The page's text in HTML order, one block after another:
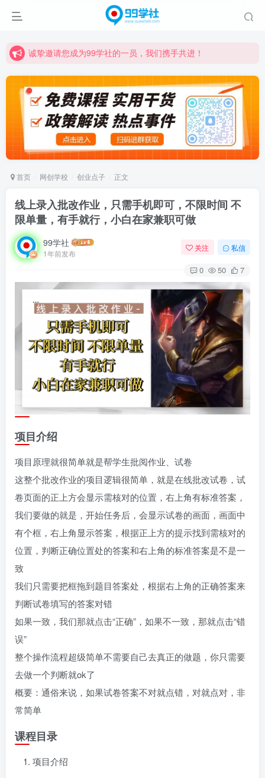
诚挚邀请您成为99学社的一员，我们携手共进！
诚挚邀请您成为99学社的一员，我们携手共进！
学习路上不孤独，99学社与你同行！分享全网优质VIP资源，炒股教程、创业教程、网络营销教程、自媒体短视频教程等，长期更新各大精品创业项目！
首页 网创学校 创业点子 正文
线上录入批改作业，只需手机即可，不限时间 不
限单量，有手就行，小白在家兼职可做
99学社
1年前发布
关注 私信
0 50 7
项目介绍
项目原理就很简单就是帮学生批阅作业、试卷
这整个批改作业的项目逻辑很简单，就是在线批改试卷，试
卷页面的正上方会显示需核对的位置，右上角有标准答案，
我们要做的就是，开始任务后，会显示试卷的画面，画面中
有个框，右上角显示答案，根据正上方的提示找到需核对的
位置，判断正确位置处的答案和右上角的标准答案是不是一
致
我们只需要把框拖到题目答案处，根据右上角的正确答案来
判断试卷填写的答案对错
如果一致，我们那就点击“正确”，如果不一致，那就点击“错
误”
整个操作流程超级简单不需要自己去真正的做题，你只需要
去做一个判断就ok了
概要：通俗来说，如果试卷答案不对就点错，对就点对，非
常简单
课程目录
项目介绍